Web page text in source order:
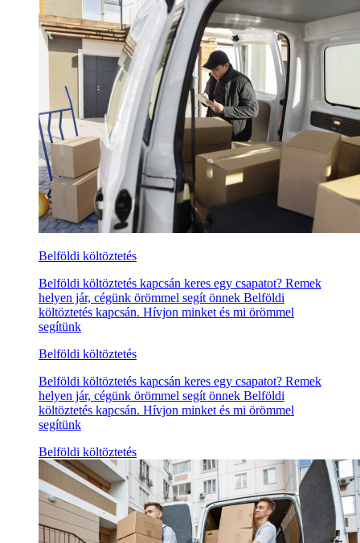
Belföldi költöztetés
Belföldi költöztetés kapcsán keres egy csapatot? Remek
helyen jár, cégünk örömmel segít önnek Belföldi
költöztetés kapcsán. Hívjon minket és mi örömmel
segítünk
Belföldi költöztetés
Belföldi költöztetés kapcsán keres egy csapatot? Remek
helyen jár, cégünk örömmel segít önnek Belföldi
költöztetés kapcsán. Hívjon minket és mi örömmel
segítünk
Belföldi költöztetés